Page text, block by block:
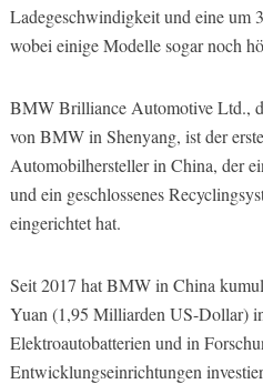
Ladegeschwindigkeit und eine um
wobei einige Modelle sogar noch
BMW Brilliance Automotive Ltd.,
von BMW in Shenyang, ist der
Automobilhersteller in China, der
und ein geschlossenes
eingerichtet hat.
Seit 2017 hat BMW in China
Yuan (1,95 Milliarden US-Dollar)
Elektroautobatterien und in
Entwicklungseinrichtungen